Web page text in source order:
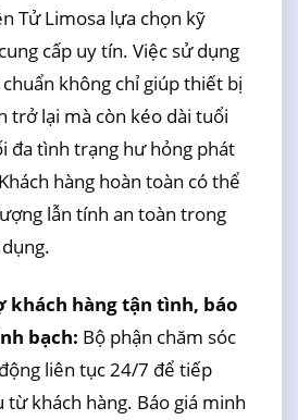
Tử Limosa lựa chọn kỹ
cấp uy tín. Việc sử dụng
không chỉ giúp thiết bị
trở lại mà còn kéo dài tuổi
đa tình trạng hư hỏng phát
hàng hoàn toàn có thể
lẫn tính an toàn trong
khách hàng tận tình, báo
bạch: Bộ phận chăm sóc
liên tục 24/7 để tiếp
từ khách hàng. Báo giá minh